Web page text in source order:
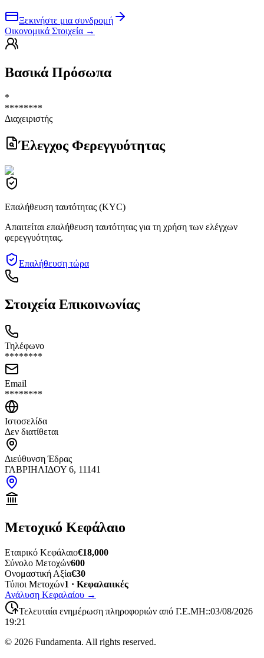
Ξεκινήστε μια συνδρομή
Οικονομικά Στοιχεία →
Βασικά Πρόσωπα
*
********
Διαχειριστής
Έλεγχος Φερεγγυότητας
Επαλήθευση ταυτότητας (KYC)
Απαιτείται επαλήθευση ταυτότητας για τη χρήση των ελέγχων
φερεγγυότητας.
Επαλήθευση τώρα
Στοιχεία Επικοινωνίας
Τηλέφωνο
********
Email
********
Ιστοσελίδα
Δεν διατίθεται
Διεύθυνση Έδρας
ΓΑΒΡΙΗΛΙΔΟΥ 6, 11141
Μετοχικό Κεφάλαιο
Εταιρικό Κεφάλαιο€18,000
Σύνολο Μετοχών600
Ονομαστική Αξία€30
Τύποι Μετοχών1 · Κεφαλαιικές
Ανάλυση Κεφαλαίου →
Τελευταία ενημέρωση πληροφοριών από Γ.Ε.ΜΗ::03/08/2026
19:21
© 2026 Fundamenta. All rights reserved.